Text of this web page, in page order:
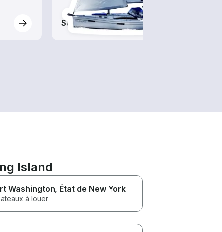
$85-$250
Island
Washington, État de New York
à louer